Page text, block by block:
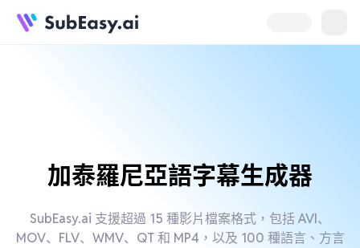
加泰羅尼亞語字幕生成器
SubEasy.ai 支援超過 15 種影片檔案格式，包括 AVI、
MOV、FLV、WMV、QT 和 MP4，以及 100 種語言、方言